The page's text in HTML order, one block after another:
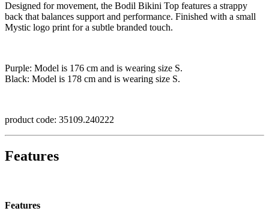
Designed for movement, the Bodil Bikini Top features a strappy
back that balances support and performance. Finished with a small
Mystic logo print for a subtle branded touch.
Purple: Model is 176 cm and is wearing size S.
Black: Model is 178 cm and is wearing size S.
product code: 35109.240222
Features
Features